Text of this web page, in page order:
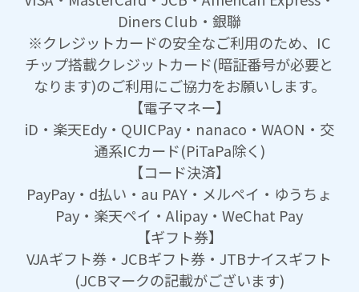
Diners Club・銀聯
※クレジットカードの安全なご利用のため、IC
チップ搭載クレジットカード(暗証番号が必要と
なります)のご利用にご協力をお願いします。
【電子マネー】
iD・楽天Edy・QUICPay・nanaco・WAON・交
通系ICカード(PiTaPa除く)
【コード決済】
PayPay・d払い・au PAY・メルペイ・ゆうちょ
Pay・楽天ペイ・Alipay・WeChat Pay
【ギフト券】
VJAギフト券・JCBギフト券・JTBナイスギフト
(JCBマークの記載がございます)